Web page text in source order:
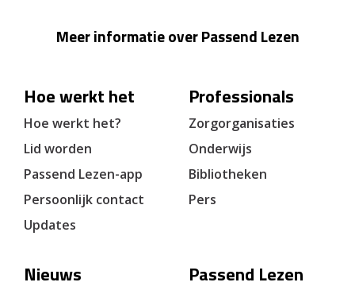
Meer informatie over Passend Lezen
Hoe werkt het
Hoe werkt het?
Lid worden
Passend Lezen-app
Persoonlijk contact
Updates
Professionals
Zorgorganisaties
Onderwijs
Bibliotheken
Pers
Nieuws Passend Lezen